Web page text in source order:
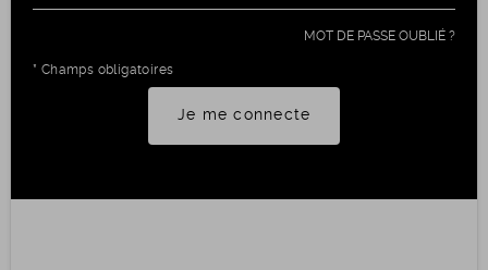
* Champs obligatoires
MOT DE PASSE OUBLIÉ ?
Je me connecte